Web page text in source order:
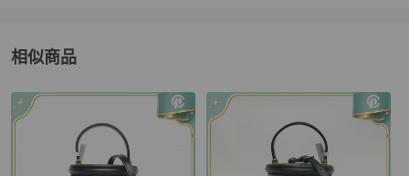
相似商品
更多相似Louis Vuitton女包推薦精品